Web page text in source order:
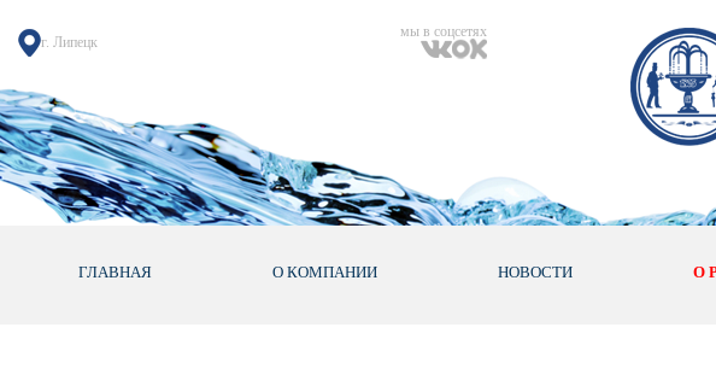
г. Липецк
мы в соцсетях
ГЛАВНАЯ О КОМПАНИИ НОВОСТИ О